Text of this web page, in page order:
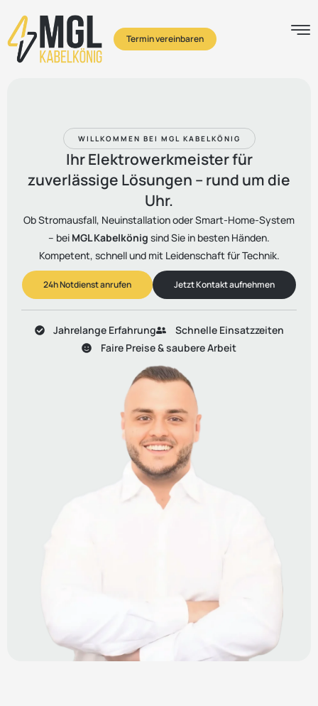
Termin vereinbaren
WILLKOMMEN BEI MGL KABELKÖNIG
Ihr Elektrowerkmeister für
zuverlässige Lösungen – rund um die
Uhr.
Ob Stromausfall, Neuinstallation oder Smart-Home-System
– bei MGL Kabelkönig sind Sie in besten Händen.
Kompetent, schnell und mit Leidenschaft für Technik.
24h Notdienst anrufen Jetzt Kontakt aufnehmen
Jahrelange Erfahrung
Schnelle Einsatzzeiten
Faire Preise & saubere Arbeit